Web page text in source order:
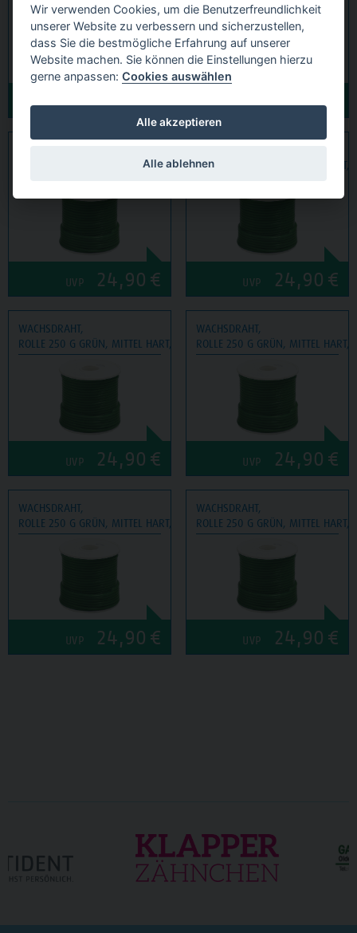
UVP 24,90€ UVP 24,90
ROLLE 250 G GRÜN, MITTEL HART, Ø 2 MM
UVP 24,90 €
ROLLE 250 G GRÜN, MITTEL
UVP 24,90 €
WACHSDRAHT,
ROLLE 250 G GRÜN, MITTEL HART, Ø 3 MM
UVP 24,90 €
WACHSDRAHT,
ROLLE 250 G GRÜN, MITTEL
UVP 24,90 €
WACHSDRAHT,
ROLLE 250 G GRÜN, MITTEL HART, Ø 4 MM
UVP 24,90 €
WACHSDRAHT,
ROLLE 250 G GRÜN, MITTEL
UVP 24,90 €
Wir verwenden Cookies, um die Benutzerfreundlichkeit
unserer Website zu verbessern und sicherzustellen,
dass Sie die bestmögliche Erfahrung auf unserer
Website machen. Sie können die Einstellungen hierzu
gerne anpassen:Cookies auswählen
Alle akzeptieren
Alle ablehnen